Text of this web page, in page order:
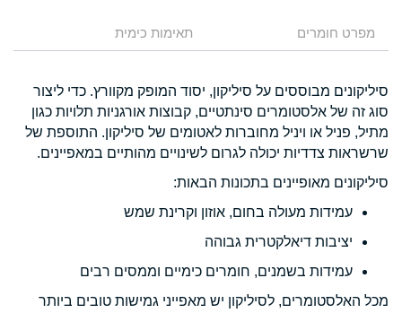
מפרט חומרים תאימות כימית
סיליקונים מבוססים על סיליקון, יסוד המופק מקוורץ. כדי ליצור
סוג זה של אלסטומרים סינתטיים, קבוצות אורגניות תלויות כגון
מתיל, פניל או ויניל מחוברות לאטומים של סיליקון. התוספת של
שרשראות צדדיות יכולה לגרום לשינויים מהותיים במאפיינים.
סיליקונים מאופיינים בתכונות הבאות:
עמידות מעולה בחום, אוזון וקרינת שמש
יציבות דיאלקטרית גבוהה
עמידות בשמנים, חומרים כימיים וממסים רבים
מכל האלסטומרים, לסיליקון יש מאפייני גמישות טובים ביותר